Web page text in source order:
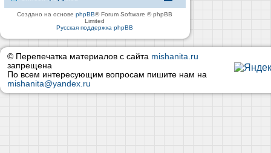
Создано на основеphpBB® Forum Software © phpBB
Limited
Русская поддержка phpBB
© Перепечатка материалов с сайта mishanita.ru
запрещена
По всем интересующим вопросам пишите нам на
mishanita@yandex.ru